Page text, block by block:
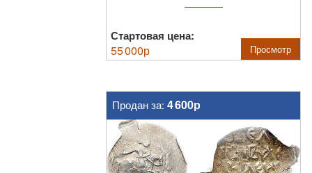
Стартовая цена:
55 000р Просмотр
Продан за: 4 600р